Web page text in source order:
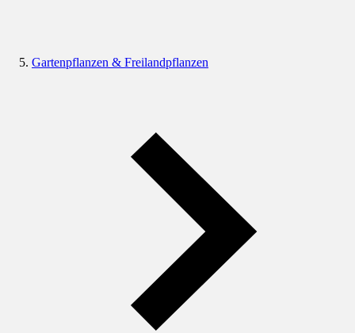
Gartenpflanzen & Freilandpflanzen